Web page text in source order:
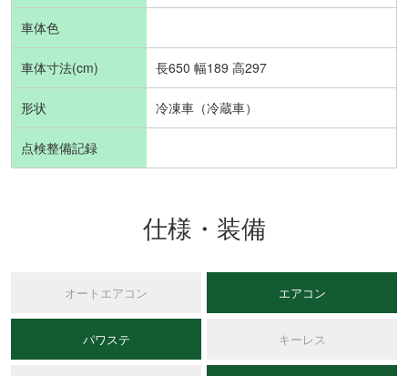
車体色
車体寸法(cm) 長650 幅189 高297
形状 冷凍車（冷蔵車）
点検整備記録
仕様・装備
オートエアコン エアコン
パワステ キーレス